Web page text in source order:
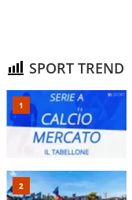
SPORT TREND